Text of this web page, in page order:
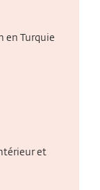
en Turquie
et